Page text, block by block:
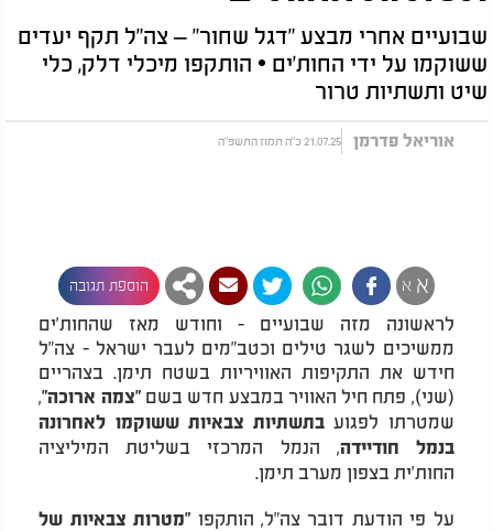
שבועיים אחרי מבצע "דגל שחור" – צה"ל תקף יעדים
ששוקמו על ידי החות'ים • הותקפו מיכלי דלק, כלי
שיט ותשתיות טרור
אוריאל פדרמן 21.07.25 כ"ה תמוז התשפ"ה
א א הוספת תגובה
לראשונה מזה שבועיים - וחודש מאז שהחות'ים
ממשיכים לשגר טילים וכטב"מים לעבר ישראל - צה"ל
חידש את התקיפות האוויריות בשטח תימן. בצהריים
(שני), פתח חיל האוויר במבצע חדש בשם"צמה ארוכה",
שמטרתו לפגוע בתשתיות צבאיות ששוקמו לאחרונה
בנמל חודיידה, הנמל המרכזי בשליטת המיליציה
החות'ית בצפון מערב תימן.
על פי הודעת דובר צה"ל, הותקפו "מטרות צבאיות של